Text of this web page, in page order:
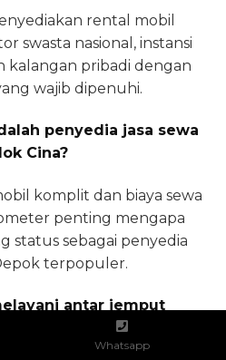
rental mobil
swasta nasional, instansi
kalangan pribadi dengan
wajib dipenuhi.
penyedia jasa sewa
Cina?
komplit dan biaya sewa
penting mengapa
status sebagai penyedia
terpopuler.
antar jemput
Whatsapp